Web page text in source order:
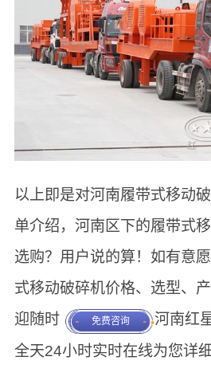
以上即是对河南履带式移动
单介绍，河南区下的履带式
选购？用户说的算！如有意
式移动破碎机价格、选型、
迎随时
免费咨询
河南红
全天24小时实时在线为您详细